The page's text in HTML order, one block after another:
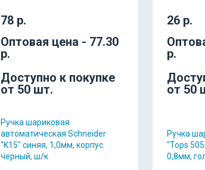
78 р.
Оптовая цена - 77.30
р.
Доступно к покупке
от 50 шт.
Ручка шариковая
автоматическая Schneider
"K15" синяя, 1,0мм, корпус
черный, ш/к
26 р.
р.
от 50
Ручка
"Tops
0,8мм,